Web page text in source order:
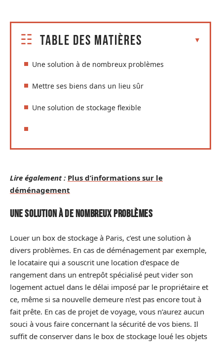
Table des matières
Une solution à de nombreux problèmes
Mettre ses biens dans un lieu sûr
Une solution de stockage flexible
Lire également : Plus d’informations sur le
déménagement
Une solution à de nombreux problèmes
Louer un box de stockage à Paris, c’est une solution à
divers problèmes. En cas de déménagement par exemple,
le locataire qui a souscrit une location d’espace de
rangement dans un entrepôt spécialisé peut vider son
logement actuel dans le délai imposé par le propriétaire et
ce, même si sa nouvelle demeure n’est pas encore tout à
fait prête. En cas de projet de voyage, vous n’aurez aucun
souci à vous faire concernant la sécurité de vos biens. Il
suffit de conserver dans le box de stockage loué les objets